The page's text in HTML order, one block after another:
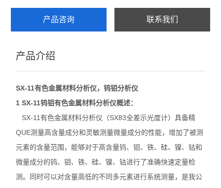
产品咨询 联系我们
产品介绍
SX-11有色金属材料分析仪，钨钼分析仪
1SX-11钨钼有色金属材料分析仪概述：
SX-11有色金属材料分析仪（SX83全差示光度计）具备精
QUE测量高含量成分和灵敏测量微量成分的性能，增加了被测
元素的含量范围，能够对于高含量钨、钼、铁、硅、镍、钴和
微量成分的钨、钼、铁、硅、镍、钴进行了准确快速定量检
测。同时可以对含量高低的不同多元素进行系统测量，是我公